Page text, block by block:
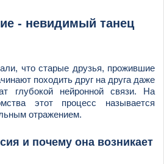
- невидимый танец
что старые друзья, прожившие
походить друг на друга даже
глубокой нейронной связи. На
этот процесс называется
отражением.
и почему она возникает